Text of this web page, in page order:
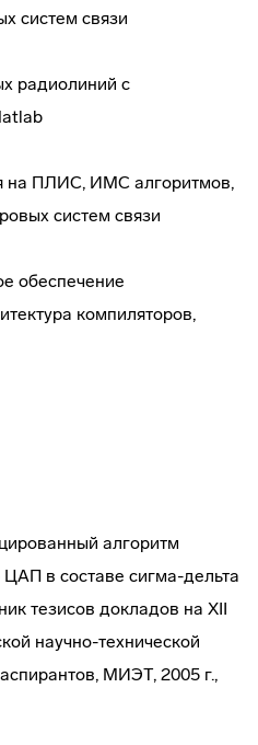
систем связи
радиолиний с
на ПЛИС, ИМС алгоритмов,
систем связи
обеспечение
компиляторов,
алгоритм
в составе сигма-дельта
тезисов докладов на XII
научно-технической
МИЭТ, 2005 г.,